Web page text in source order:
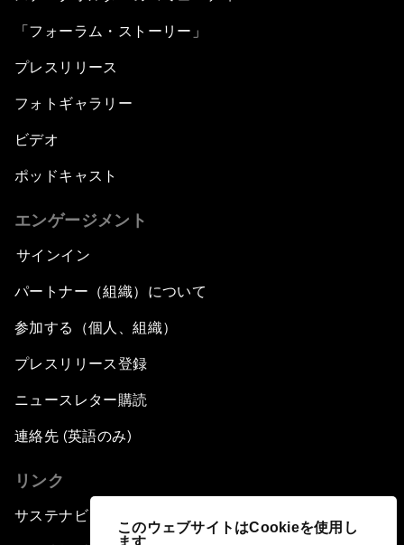
このウェブサイトはCookieを使用し
ます
「フォーラム・ストーリー」
プレスリリース
フォトギャラリー
ビデオ
ポッドキャスト
エンゲージメント
サインイン
パートナー（組織）について
参加する（個人、組織）
プレスリリース登録
ニュースレター購読
連絡先 (英語のみ)
リンク
サステナビリティへの取り組み